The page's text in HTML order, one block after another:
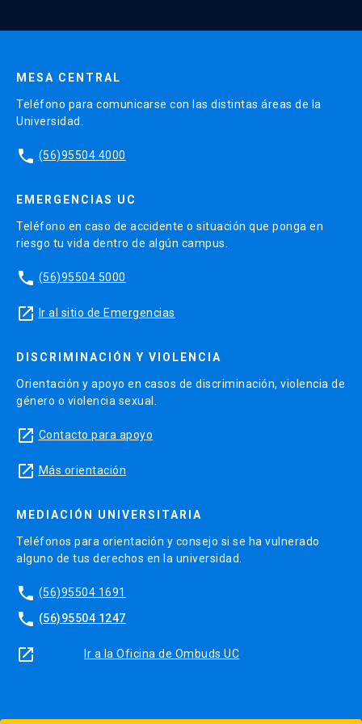
MESA CENTRAL
Teléfono para comunicarse con las distintas áreas de la
Universidad.
phone (56)95504 4000
EMERGENCIAS UC
Teléfono en caso de accidente o situación que ponga en
riesgo tu vida dentro de algún campus.
phone (56)95504 5000
launch Ir al sitio de Emergencias
DISCRIMINACIÓN Y VIOLENCIA
Orientación y apoyo en casos de discriminación, violencia de
género o violencia sexual.
launch Contacto para apoyo
launch Más orientación
MEDIACIÓN UNIVERSITARIA
Teléfonos para orientación y consejo si se ha vulnerado
alguno de tus derechos en la universidad.
phone (56)95504 1691
phone (56)95504 1247
launch Ir a la Oficina de Ombuds UC